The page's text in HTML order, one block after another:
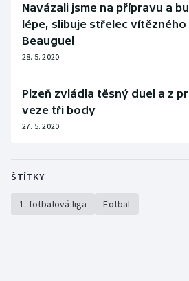
Navázali jsme na přípravu a
lépe, slibuje střelec
Beauguel
28. 5. 2020
Plzeň zvládla těsný duel a z
veze tři body
27. 5. 2020
ŠTÍTKY
1. fotbalová liga Fotbal